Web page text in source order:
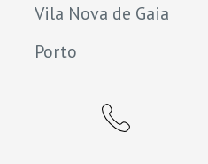
Vila Nova de Gaia
Porto